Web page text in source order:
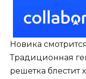
Новика
Традиционная
решетка блестит